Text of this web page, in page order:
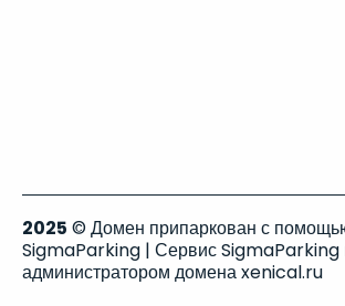
2025 © Домен припаркован с
SigmaParking | Сервис SigmaParking
администратором домена xenical.ru